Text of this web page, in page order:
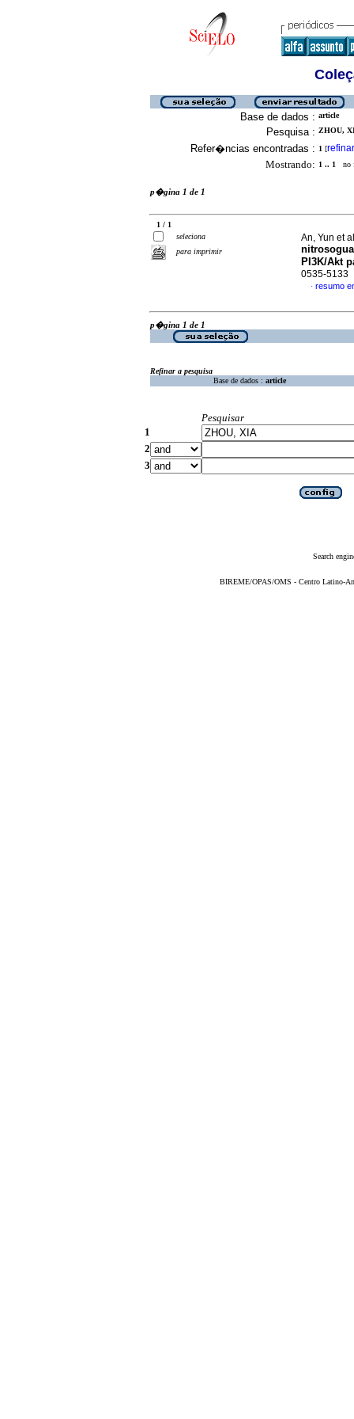
Base de dados : article
Pesquisa : ZHOU,
Refer�ncias encontradas : 1 [refinar
Mostrando: 1 .. 1 no
p�gina 1 de 1
1 / 1
seleciona
para imprimir
An, Yun et
PI3K/Akt
0535-5133
· resumo
p�gina 1 de 1
Refinar a pesquisa
Base de dados : article
Pesquisar
1
2
3
Search
BIREME/OPAS/OMS - Centro Latino-